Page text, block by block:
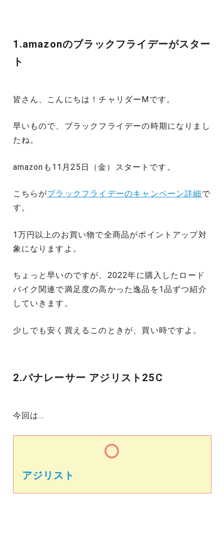
1.amazonのブラックフライデーがスター
ト
皆さん、こんにちは！チャリダーMです。
早いもので、ブラックフライデーの時期になりまし
たね。
amazonも11月25日（金）スタートです。
こちらがブラックフライデーのキャンペーン詳細 で
す。
1万円以上のお買い物で全商品がポイントアップ対
象になりますよ。
ちょっと早いのですが、2022年に購入したロード
バイク関連で満足度の高かった逸品を1品ずつ紹介
していきます。
少しでも安く買えるこのときが、買い時ですよ。
2.パナレーサー アジリスト25C
今回は…
アジリスト